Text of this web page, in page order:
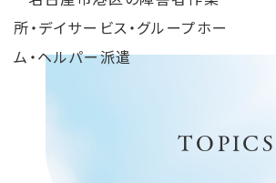
TOPICS